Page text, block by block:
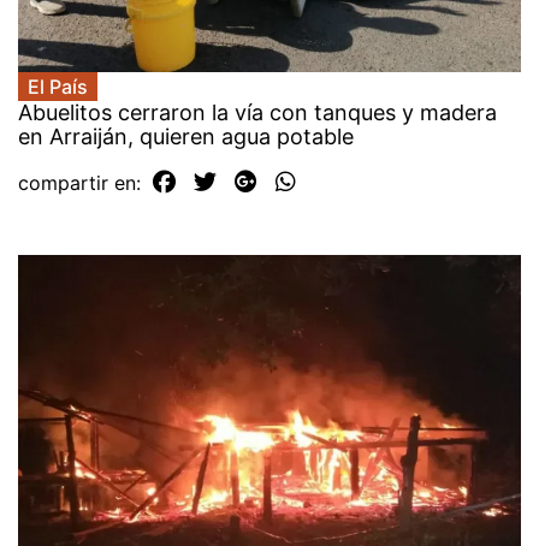
El País
Abuelitos cerraron la vía con tanques y madera
en Arraiján, quieren agua potable
compartir en: